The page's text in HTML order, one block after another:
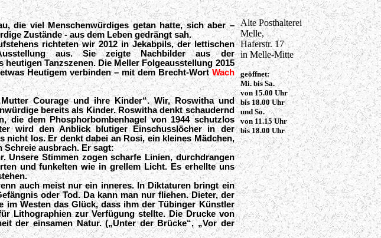
die viel Menschenwürdiges getan hatte, sich aber –
Zustände - aus dem Leben gedrängt sah.
richteten wir 2012 in Jekabpils, der lettischen
aus. Sie zeigteNachbilder aus der
heutigen Tanzszenen. Die Meller Folgeausstellung 2015
Heutigem verbinden – mit dem Brecht-WortWach
Courage und ihre Kinder“. Wir, Roswitha und
würdige bereits als Kinder. Roswitha denkt schaudernd
die dem Phosphorbombenhagel von 1944 schutzlos
wird den Anblick blutiger Einschusslöcher in der
nicht los. Er denkt dabei an Rosi, ein kleines Mädchen,
Schreie ausbrach. Er sagt:
Unsere Stimmen zogen scharfe Linien, durchdrangen
und funkelten wie in grellem Licht. Es erhellte uns
auch meist nur ein inneres. In Diktaturen bringt ein
oder Tod. Da kann man nur fliehen. Dieter, der
im Westen das Glück, dass ihm der Tübinger Künstler
Lithographien zur Verfügung stellte. Die Drucke von
der einsamen Natur. („Unter der Brücke“, „Vor der
Alte Posthalterei
Melle,
Haferstr. 17
in Melle-Mitte
geöffnet:
Mi. bis Sa.
von 15.00 Uhr
bis 18.00 Uhr
und So.
von 11.15 Uhr
bis 18.00 Uhr